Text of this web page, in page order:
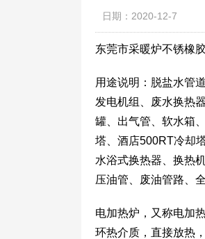
日期：2020-12-7
东莞市采暖炉不锈橡
用途说明：脱盐水管
发电机组、废水换热
罐、出气管、软水箱
塔、酒店500RT冷却
水浴式换热器、换热
压油管、废油管路、
电加热炉，又称电加
环热介质，直接放热